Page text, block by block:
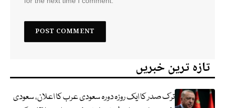
تازہ ترین خبریں
ترک صدر کا ایک روزہ دورہ سعودی عرب کا اعلان، سعودی